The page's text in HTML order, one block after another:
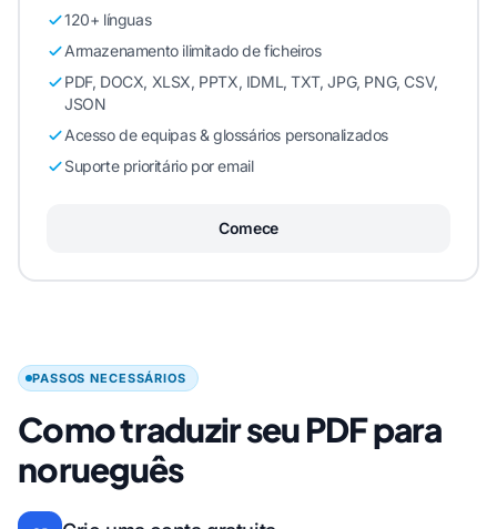
120+ línguas
Armazenamento ilimitado de ficheiros
PDF, DOCX, XLSX, PPTX, IDML, TXT, JPG, PNG, CSV,
JSON
Acesso de equipas & glossários personalizados
Suporte prioritário por email
Comece
PASSOS NECESSÁRIOS
Como traduzir seu PDF para
norueguês